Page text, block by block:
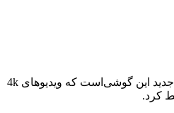
یکی از آنها کیفیت فیلم‌برداری جدید این گوشی‌است که ویدیوهای 4k